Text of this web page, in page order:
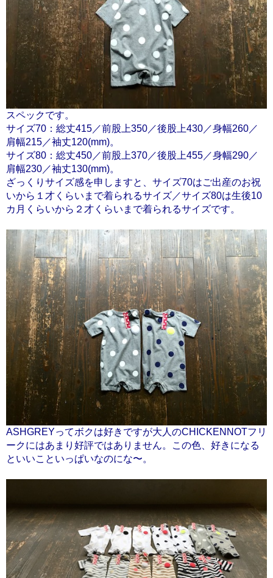
スペックです。
サイズ70：総丈415／前股上350／後股上430／身幅260／
肩幅215／袖丈120(mm)。
サイズ80：総丈450／前股上370／後股上455／身幅290／
肩幅230／袖丈130(mm)。
ざっくりサイズ感を申しますと、サイズ70はご出産のお祝
いから１才くらいまで着られるサイズ／サイズ80は生後10
カ月くらいから２才くらいまで着られるサイズです。
ASHGREYってボクは好きですが大人のCHICKENNOTフリ
ークにはあまり好評ではありません。この色、好きになる
といいこといっぱいなのにな〜。